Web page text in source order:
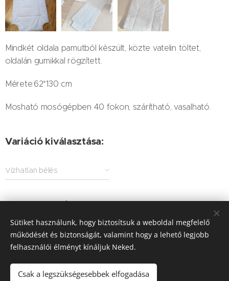
Mindkét oldala pamutból kèszült, közte vatelin töltet,
oldalán gumikkal rögzített.
Mérete:62*130 cm
Mosható mosógépben 40 fokon, szárítható, vasalható.
Variáció kiválasztása:
Vízhatlan bélés
5 000Ft-tól
© 2025 Minden jog fenntartva
ÁSZF|Adatvédelmi Nyilatkozat
Sütiket használunk, hogy biztosítsuk a weboldal megfelelő
működését és biztonságát, valamint hogy a lehető legjobb
felhasználói élményt kínáljuk Neked.
Csak a legszükségesebbek elfogadása